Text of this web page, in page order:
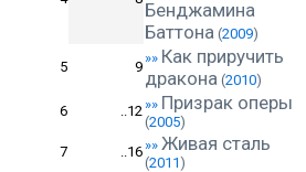
Бенджамина
Баттона (2009)
5 9
»» Как приручить
дракона (2010)
6 ..12»» Призрак оперы
(2005)
7 ..16»» Живая сталь
(2011)